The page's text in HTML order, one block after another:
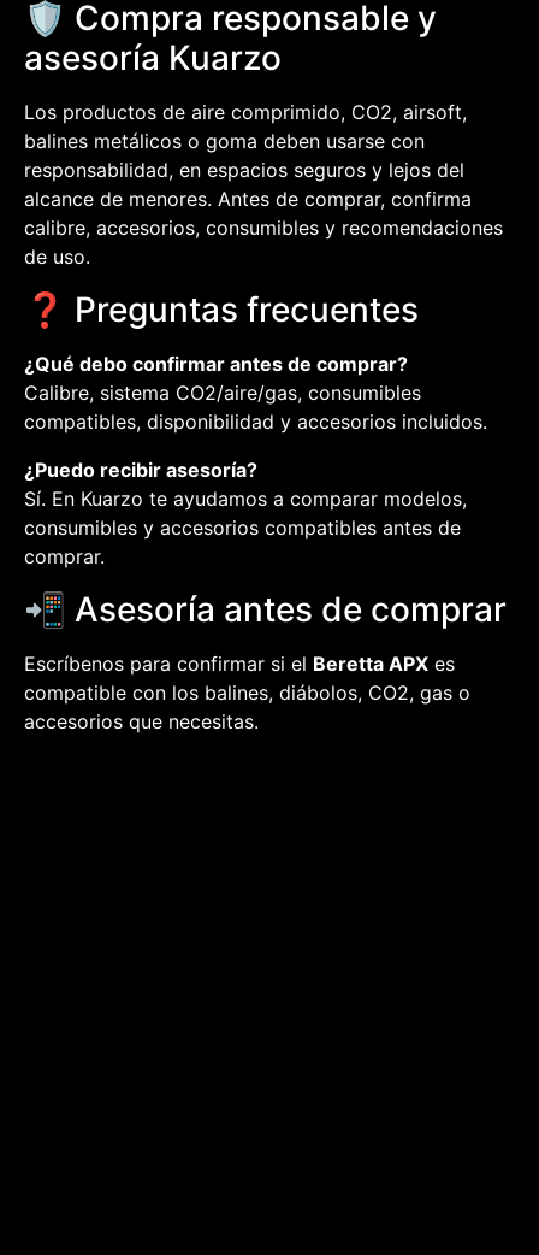
🛡️ Compra responsable y
asesoría Kuarzo
Los productos de aire comprimido, CO2, airsoft,
balines metálicos o goma deben usarse con
responsabilidad, en espacios seguros y lejos del
alcance de menores. Antes de comprar, confirma
calibre, accesorios, consumibles y recomendaciones
de uso.
❓ Preguntas frecuentes
¿Qué debo confirmar antes de comprar?
Calibre, sistema CO2/aire/gas, consumibles
compatibles, disponibilidad y accesorios incluidos.
¿Puedo recibir asesoría?
Sí. En Kuarzo te ayudamos a comparar modelos,
consumibles y accesorios compatibles antes de
comprar.
📲 Asesoría antes de comprar
Escríbenos para confirmar si el Beretta APX es
compatible con los balines, diábolos, CO2, gas o
accesorios que necesitas.